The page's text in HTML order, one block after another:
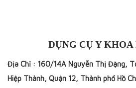
DỤNG CỤ Y
Địa Chỉ : 160/14A Nguyễn Thị Đặng,
Hiệp Thành, Quận 12, Thành phố Hồ